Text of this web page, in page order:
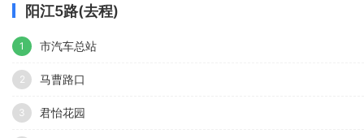
阳江5路(去程)
1 市汽车总站
2 马曹路口
3 君怡花园